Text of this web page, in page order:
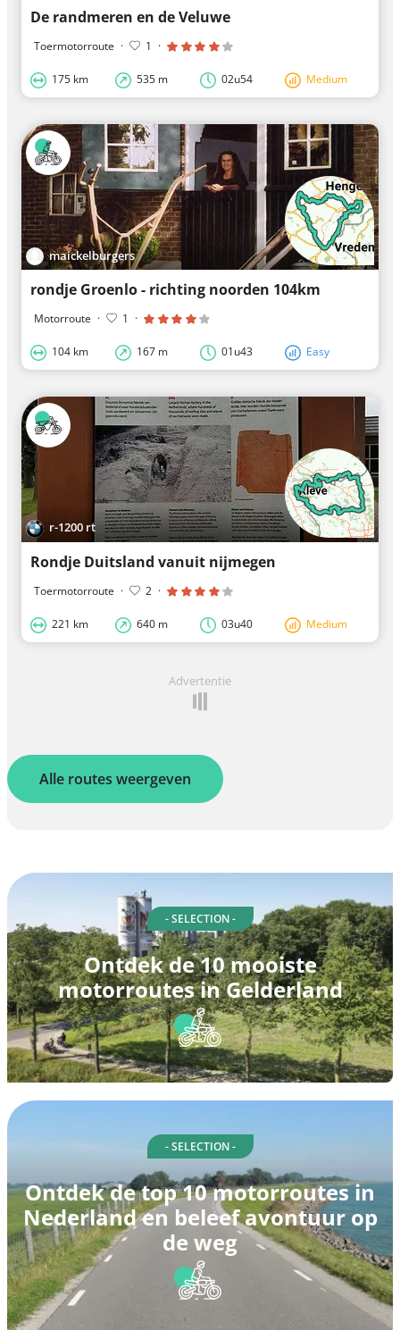
De randmeren en de Veluwe
Toermotorroute · 1 ·
175 km 535 m 02u54 Medium
maickelburgers
rondje Groenlo - richting noorden 104km
Motorroute · 1 ·
104 km 167 m 01u43 Easy
r-1200 rt
Rondje Duitsland vanuit nijmegen
Toermotorroute · 2 ·
221 km 640 m 03u40 Medium
Advertentie
Alle routes weergeven
- SELECTION -
Ontdek de 10 mooiste
motorroutes in Gelderland
- SELECTION -
Ontdek de top 10 motorroutes in
Nederland en beleef avontuur op
de weg